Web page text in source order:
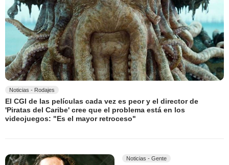
Noticias - Rodajes
El CGI de las películas cada vez es peor y el director de
'Piratas del Caribe' cree que el problema está en los
videojuegos: "Es el mayor retroceso"
Noticias - Gente